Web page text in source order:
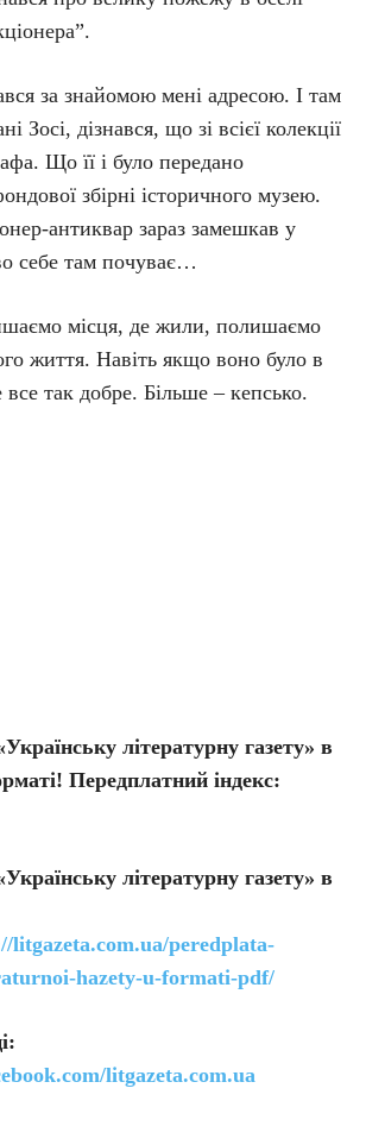
за знайомою мені адресою. І там
Зосі, дізнався, що зі всієї колекції
Що її і було передано
збірні історичного музею.
антиквар зараз замешкав у
себе там почуває…
місця, де жили, полишаємо
життя. Навіть якщо воно було в
так добре. Більше – кепсько.
літературну газету» в
Передплатний індекс:
літературну газету» в
litgazeta.com.ua/peredplata-
hazety-u-formati-pdf/
litgazeta.com.ua